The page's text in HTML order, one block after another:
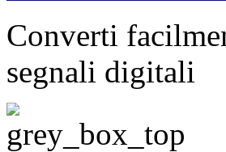
Converti
segnali digitali